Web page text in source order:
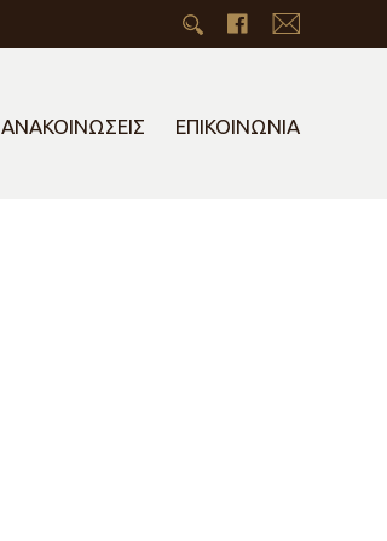
ΑΝΑΚΟΙΝΩΣΕΙΣ ΕΠΙΚΟΙΝΩΝΙΑ